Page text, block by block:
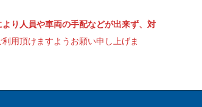
り人員や車両の手配などが出来ず、対
用頂けますようお願い申し上げま